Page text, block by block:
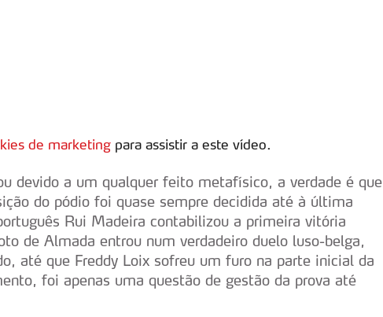
de marketing para assistir a este vídeo.
devido a um qualquer feito metafísico, a verdade é que
do pódio foi quase sempre decidida até à última
Rui Madeira contabilizou a primeira vitória
de Almada entrou num verdadeiro duelo luso-belga,
até que Freddy Loix sofreu um furo na parte inicial da
foi apenas uma questão de gestão da prova até